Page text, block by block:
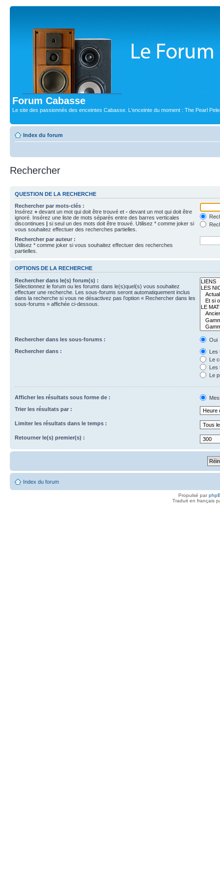
Forum Cabasse
Le site des passionnés des enceintes Cabasse. L'enceinte du moment : The Pearl
Index du forum
Rechercher
QUESTION DE LA RECHERCHE
Rechercher par mots-clés :
Insérez + devant un mot qui doit être trouvé et - devant un mot qui doit être
ignoré. Insérez une liste de mots séparés entre des barres verticales
discontinues | si seul un des mots doit être trouvé. Utilisez * comme joker si
vous souhaitez effectuer des recherches partielles.
Rechercher par auteur :
Utilisez * comme joker si vous souhaitez effectuer des recherches
partielles.
OPTIONS DE LA RECHERCHE
Rechercher dans le(s) forum(s) :
Sélectionnez le forum ou les forums dans le(s)quel(s) vous souhaitez
effectuer une recherche. Les sous-forums seront automatiquement inclus
dans la recherche si vous ne désactivez pas l’option « Rechercher dans les
sous-forums » affichée ci-dessous.
Rechercher dans les sous-forums :
Oui
Rechercher dans :
Les
Le
Les
Le
Afficher les résultats sous forme de :
Trier les résultats par :
Limiter les résultats dans le temps :
Retourner le(s) premier(s) :
Index du forum
Propulsé par
Traduit en français